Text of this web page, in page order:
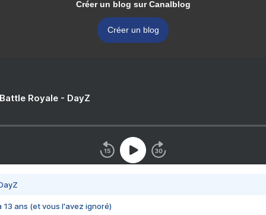
Créer un blog sur Canalblog
Créer un blog
Royale - DayZ
13 ans (et vous l'avez ignoré)